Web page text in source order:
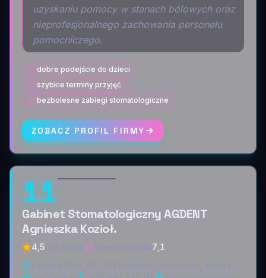
uzyskaniu pomocy w stanach bólowych oraz
nieprofesjonalnego zachowania personelu
pomocniczego.
dobre podejście do dzieci
szybkie terminy przyjęć
bezbolesne zabiegi stomatologiczne
ZOBACZ PROFIL FIRMY
11
Gabinet Stomatologiczny AGDENT
Agnieszka Kozioł.
4,5
7,1